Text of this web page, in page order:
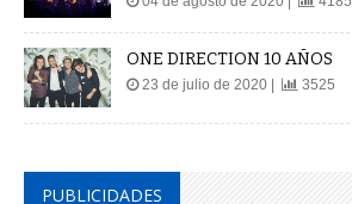
ONE DIRECTION 10 AÑOS
23 de julio de 2020 | 3525
PUBLICIDADES